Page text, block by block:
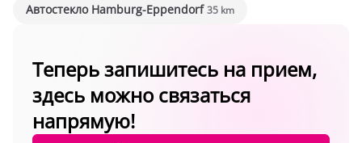
Автостекло Hamburg-Eppendorf35 km
Теперь запишитесь на прием,
здесь можно связаться
напрямую!